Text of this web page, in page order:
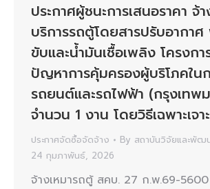
ประกาศผู้ชนะการเสนอราคา จ้า
บริการรถตู้โดยสารปรับอากา
ขับและน้ำมันเชื้อเพลิง โครงก
ปัญหาการคุ้มครองผู้บริโภคในก
รถยนต์และรถไฟฟ้า (กรุงเทพ
จำนวน 1 งาน โดยวิธีเฉพาะเจา
ประกาศจัดซื้อจัดจ้าง By สถาบันวิจัยและพัฒ
24 กุมภาพันธ์, 2026
จ้างเหมารถตู้ สคบ. 27 ก.พ.69-5600